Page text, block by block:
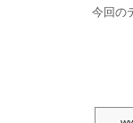
今回の